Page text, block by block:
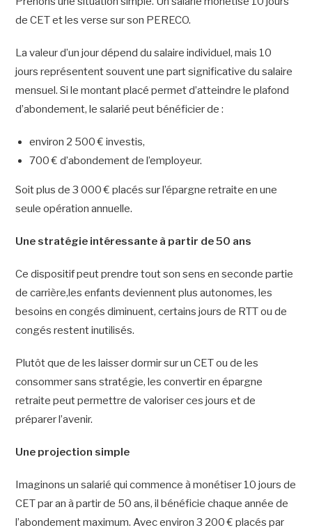
de CET et les verse sur son PERECO.
La valeur d’un jour dépend du salaire individuel, mais 10
jours représentent souvent une part significative du salaire
mensuel. Si le montant placé permet d’atteindre le plafond
d’abondement, le salarié peut bénéficier de :
environ 2 500 € investis,
700 € d’abondement de l’employeur.
Soit plus de 3 000 € placés sur l’épargne retraite en une
seule opération annuelle.
Une stratégie intéressante à partir de 50 ans
Ce dispositif peut prendre tout son sens en seconde partie
de carrière,les enfants deviennent plus autonomes, les
besoins en congés diminuent, certains jours de RTT ou de
congés restent inutilisés.
Plutôt que de les laisser dormir sur un CET ou de les
consommer sans stratégie, les convertir en épargne
retraite peut permettre de valoriser ces jours et de
préparer l’avenir.
Une projection simple
Imaginons un salarié qui commence à monétiser 10 jours de
CET par an à partir de 50 ans, il bénéficie chaque année de
l’abondement maximum. Avec environ 3 200 € placés par